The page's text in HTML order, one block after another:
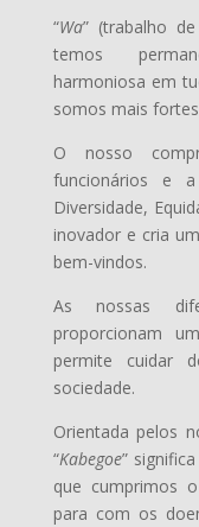
“Wa” (trabalho
temos
harmoniosa em
somos mais
O nosso
funcionários e
Diversidade,
inovador e cria
bem-vindos.
As nossas
proporcionam
permite cuidar
sociedade.
Orientada pelos
“Kabegoe”
que cumprimos
para com os